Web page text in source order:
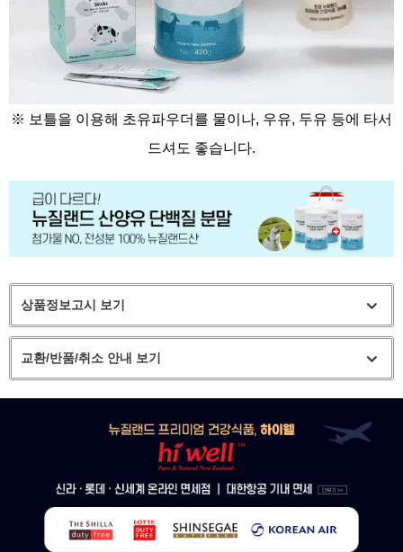
※ 보틀을 이용해 초유파우더를 물이나, 우유, 두유 등에 타서
드셔도 좋습니다.
상품정보고시 보기
교환/반품/취소 안내 보기